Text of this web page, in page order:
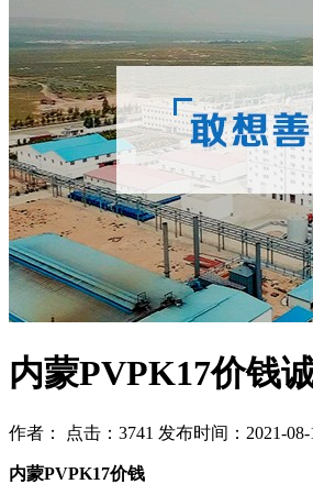
内蒙PVPK17价钱
作者： 点击：3741 发布时间：2021-08-
内蒙PVPK17价钱